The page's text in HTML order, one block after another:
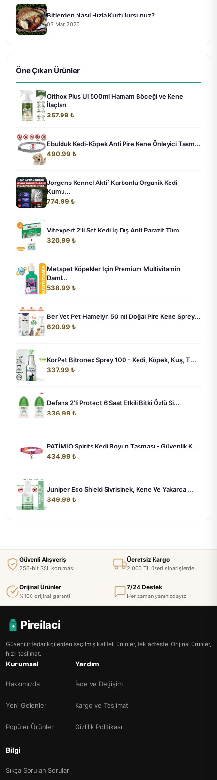
Bitlerden Nasıl Hızla Kurtulursunuz?
03 Mar 2026
Öne Çıkan Ürünler
Oithox Plus Ul 500ml Hamam Böceği ve Kene
İlaçları
357.99 ₺
Ebulduk Kedi-Köpek Anti Pire Kene Önleyici Tasm...
490.99 ₺
Jorgens Kennel Aktif Karbonlu Organik Kedi
Kumu...
774.99 ₺
Vitexpert 2'li Set Kedi İç Dış Anti Parazit Tüm...
320.99 ₺
Metapet Köpekler İçin Premium Multivitamin
Daml...
538.99 ₺
Ber Vet Pet Hamelyn 50 ml Doğal Pire Kene Sprey...
620.99 ₺
KorPet Bitronex Sprey 100 - Kedi, Köpek, Kuş, T...
337.99 ₺
Defans 2'li Protect 6 Saat Etkili Bitki Özlü Si...
336.99 ₺
PATİMİO Spirits Kedi Boyun Tasması - Güvenlik K...
434.99 ₺
Juniper Eco Shield Sivrisinek, Kene Ve Yakarca ...
349.99 ₺
Güvenli Alışveriş
256-bit SSL koruması
Ücretsiz Kargo
2.000 TL üzeri siparişlerde
Orijinal Ürünler
%100 orijinal garanti
7/24 Destek
Her zaman yanınızdayız
Pireilaci
Güvenilir tedarikçilerden seçilmiş kaliteli ürünler, tek adreste. Orijinal ürünler,
hızlı teslimat.
Kurumsal
Hakkımızda
Yeni Gelenler
Popüler Ürünler
Yardım
İade ve Değişim
Kargo ve Teslimat
Gizlilik Politikası
Bilgi
Sıkça Sorulan Sorular